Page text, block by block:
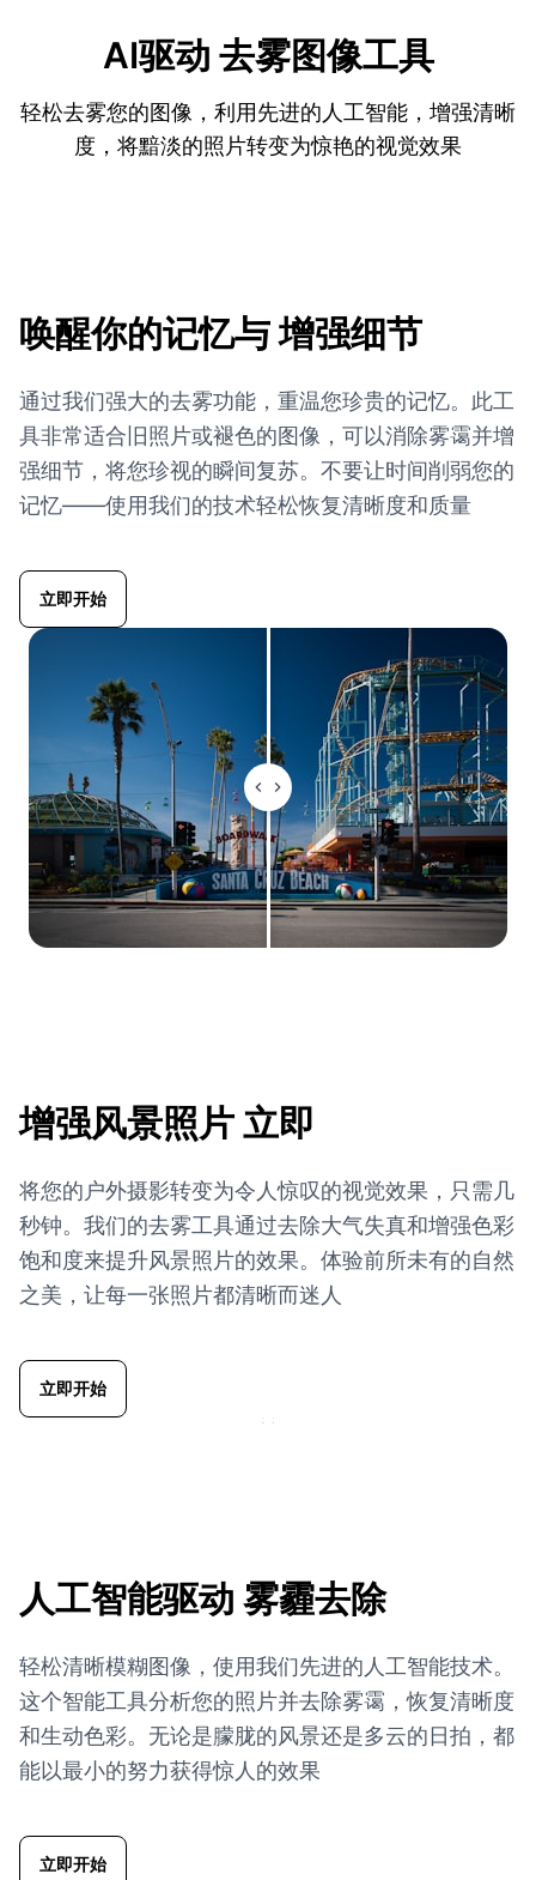
AI驱动 去雾图像工具
轻松去雾您的图像，利用先进的人工智能，增强清晰
度，将黯淡的照片转变为惊艳的视觉效果
唤醒你的记忆与增强细节
通过我们强大的去雾功能，重温您珍贵的记忆。此工
具非常适合旧照片或褪色的图像，可以消除雾霭并增
强细节，将您珍视的瞬间复苏。不要让时间削弱您的
记忆——使用我们的技术轻松恢复清晰度和质量
立即开始
增强风景照片立即
将您的户外摄影转变为令人惊叹的视觉效果，只需几
秒钟。我们的去雾工具通过去除大气失真和增强色彩
饱和度来提升风景照片的效果。体验前所未有的自然
之美，让每一张照片都清晰而迷人
立即开始
人工智能驱动 雾霾去除
轻松清晰模糊图像，使用我们先进的人工智能技术。
这个智能工具分析您的照片并去除雾霭，恢复清晰度
和生动色彩。无论是朦胧的风景还是多云的日拍，都
能以最小的努力获得惊人的效果
立即开始